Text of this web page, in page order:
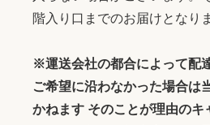
階入り口までのお届けとなり
※運送会社の都合によって配
ご希望に沿わなかった場合は
かねます そのことが理由のキ